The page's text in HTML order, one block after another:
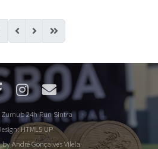
24h Run Sintra
HTML5 UP
André Gonçalves Vilela